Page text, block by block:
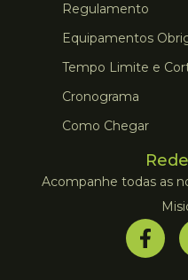
Regulamento
Equipamentos
Tempo Limite e
Cronograma
Como Chegar
Acompanhe todas as